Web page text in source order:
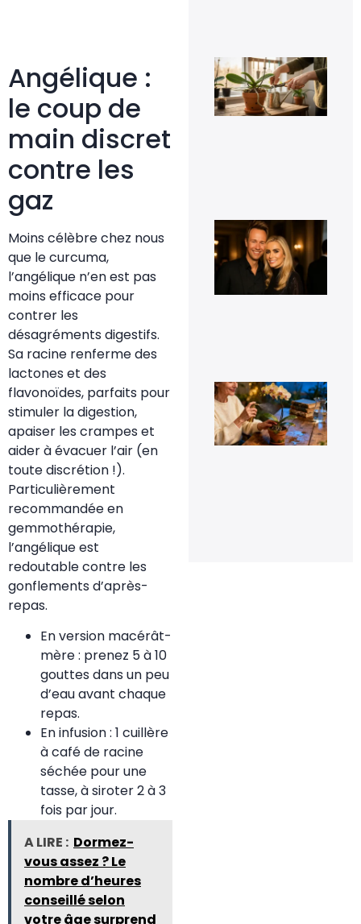
Angélique :
le coup de
main discret
contre les
gaz
Moins célèbre chez nous
que le curcuma,
l’angélique n’en est pas
moins efficace pour
contrer les
désagréments digestifs.
Sa racine renferme des
lactones et des
flavonoïdes, parfaits pour
stimuler la digestion,
apaiser les crampes et
aider à évacuer l’air (en
toute discrétion !).
Particulièrement
recommandée en
gemmothérapie,
l’angélique est
redoutable contre les
gonflements d’après-
repas.
En version macérât-
mère : prenez 5 à 10
gouttes dans un peu
d’eau avant chaque
repas.
En infusion : 1 cuillère
à café de racine
séchée pour une
tasse, à siroter 2 à 3
fois par jour.
A LIRE : Dormez-
vous assez ? Le
nombre d’heures
conseillé selon
votre âge surprend